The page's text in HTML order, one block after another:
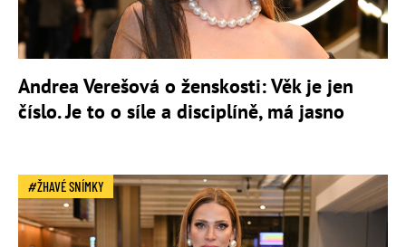
Andrea Verešová o ženskosti: Věk je jen
číslo. Je to o síle a disciplíně, má jasno
ŽHAVÉ SNÍMKY